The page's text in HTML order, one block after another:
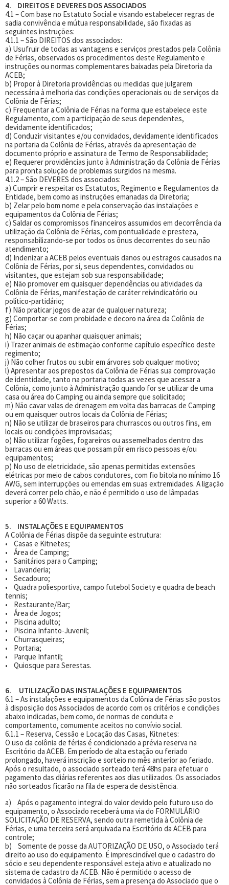
4. DIREITOS E DEVERES DOS ASSOCIADOS
4.1 – Com base no Estatuto Social e visando estabelecer regras de
sadia convivência e mútua responsabilidade, são fixadas as
seguintes instruções:
4.1.1 – São DIREITOS dos associados:
a) Usufruir de todas as vantagens e serviços prestados pela Colônia
de Férias, observados os procedimentos deste Regulamento e
instruções ou normas complementares baixadas pela Diretoria da
ACEB;
b) Propor à Diretoria providências ou medidas que julgarem
necessária à melhoria das condições operacionais ou de serviços da
Colônia de Férias;
c) Frequentar a Colônia de Férias na forma que estabelece este
Regulamento, com a participação de seus dependentes,
devidamente identificados;
d) Conduzir visitantes e/ou convidados, devidamente identificados
na portaria da Colônia de Férias, através da apresentação de
documento próprio e assinatura de Termo de Responsabilidade;
e) Requerer providências junto à Administração da Colônia de Férias
para pronta solução de problemas surgidos na mesma.
4.1.2 – São DEVERES dos associados:
a) Cumprir e respeitar os Estatutos, Regimento e Regulamentos da
Entidade, bem como as instruções emanadas da Diretoria;
b) Zelar pelo bom nome e pela conservação das instalações e
equipamentos da Colônia de Férias;
c) Saldar os compromissos financeiros assumidos em decorrência da
utilização da Colônia de Férias, com pontualidade e presteza,
responsabilizando-se por todos os ônus decorrentes do seu não
atendimento;
d) Indenizar a ACEB pelos eventuais danos ou estragos causados na
Colônia de Férias, por si, seus dependentes, convidados ou
visitantes, que estejam sob sua responsabilidade;
e) Não promover em quaisquer dependências ou atividades da
Colônia de Férias, manifestação de caráter reivindicatório ou
político-partidário;
f) Não praticar jogos de azar de qualquer natureza;
g) Comportar-se com probidade e decoro na área da Colônia de
Férias;
h) Não caçar ou apanhar quaisquer animais;
i) Trazer animais de estimação conforme capítulo específico deste
regimento;
j) Não colher frutos ou subir em árvores sob qualquer motivo;
l) Apresentar aos prepostos da Colônia de Férias sua comprovação
de identidade, tanto na portaria todas as vezes que acessar a
Colônia, como junto à Administração quando for se utilizar de uma
casa ou área do Camping ou ainda sempre que solicitado;
m) Não cavar valas de drenagem em volta das barracas de Camping
ou em quaisquer outros locais da Colônia de Férias;
n) Não se utilizar de braseiros para churrascos ou outros fins, em
locais ou condições improvisadas;
o) Não utilizar fogões, fogareiros ou assemelhados dentro das
barracas ou em áreas que possam pôr em risco pessoas e/ou
equipamentos;
p) No uso de eletricidade, são apenas permitidas extensões
elétricas por meio de cabos condutores, com fio bitola no mínimo 16
AWG, sem interrupções ou emendas em suas extremidades. A ligação
deverá correr pelo chão, e não é permitido o uso de lâmpadas
superior a 60 Watts.
5. INSTALAÇÕES E EQUIPAMENTOS
A Colônia de Férias dispõe da seguinte estrutura:
• Casas e Kitnetes;
• Área de Camping;
• Sanitários para o Camping;
• Lavanderia;
• Secadouro;
• Quadra poliesportiva, campo futebol Society e quadra de beach
tennis;
• Restaurante/Bar;
• Área de Jogos;
• Piscina adulto;
• Piscina Infanto-Juvenil;
• Churrasqueiras;
• Portaria;
• Parque Infantil;
• Quiosque para Serestas.
6. UTILIZAÇÃO DAS INSTALAÇÕES E EQUIPAMENTOS
6.1 – As instalações e equipamentos da Colônia de Férias são postos
à disposição dos Associados de acordo com os critérios e condições
abaixo indicadas, bem como, de normas de conduta e
comportamento, comumente aceitos no convívio social.
6.1.1 – Reserva, Cessão e Locação das Casas, Kitnetes:
O uso da colônia de férias é condicionado a prévia reserva na
Escritório da ACEB. Em período de alta estação ou feriado
prolongado, haverá inscrição e sorteio no mês anterior ao feriado.
Após o resultado, o associado sorteado terá 48hs para efetuar o
pagamento das diárias referentes aos dias utilizados. Os associados
não sorteados ficarão na fila de espera de desistência.
a) Após o pagamento integral do valor devido pelo futuro uso do
equipamento, o Associado receberá uma via do FORMULÁRIO
SOLICITAÇÃO DE RESERVA, sendo outra remetida à Colônia de
Férias, e uma terceira será arquivada na Escritório da ACEB para
controle;
b) Somente de posse da AUTORIZAÇÃO DE USO, o Associado terá
direito ao uso do equipamento. É imprescindível que o cadastro do
sócio e seu dependente responsável esteja ativo e atualizado no
sistema de cadastro da ACEB. Não é permitido o acesso de
convidados à Colônia de Férias, sem a presença do Associado que o